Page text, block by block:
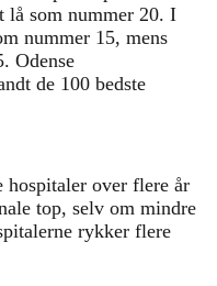
lå som nummer 20. I
nummer 15, mens
Odense
de 100 bedste
hospitaler over flere år
top, selv om mindre
rykker flere